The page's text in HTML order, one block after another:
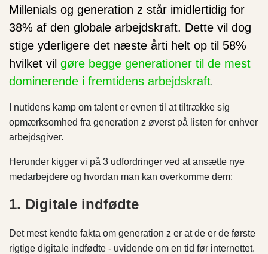
Millenials og generation z står imidlertidig for
38% af den globale arbejdskraft. Dette vil dog
stige yderligere det næste årti helt op til 58%
hvilket vil gøre begge generationer til de mest
dominerende i fremtidens arbejdskraft.
I nutidens kamp om talent er evnen til at tiltrække sig
opmærksomhed fra generation z øverst på listen for enhver
arbejdsgiver.
Herunder kigger vi på 3 udfordringer ved at ansætte nye
medarbejdere og hvordan man kan overkomme dem:
1. Digitale indfødte
Det mest kendte fakta om generation z er at de er de første
rigtige digitale indfødte - uvidende om en tid før internettet.